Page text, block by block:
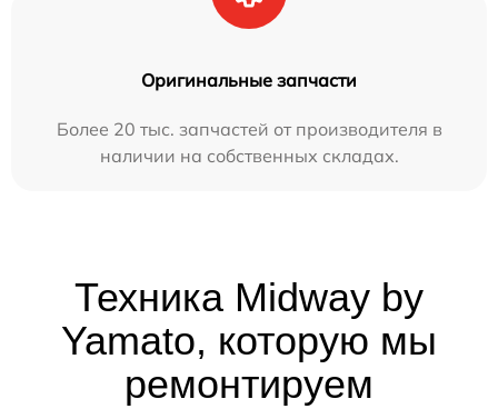
Оригинальные запчасти
Более 20 тыс. запчастей от производителя в
наличии на собственных складах.
Техника Midway by
Yamato, которую мы
ремонтируем